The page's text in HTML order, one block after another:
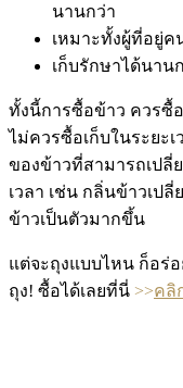
นานกว่า
เหมาะทั้งผู้ที่อยู่ค
เก็บรักษาได้นาน
ทั้งนี้การซื้อข้าว ควรซื้
ไม่ควรซื้อเก็บในระยะ
ของข้าวที่สามารถเปลี่
เวลา เช่น กลิ่นข้าวเป
ข้าวเป็นตัวมากขึ้น
แต่จะถุงแบบไหน ก็อร่
ถุง! ซื้อได้เลยที่นี่ >>คลิ